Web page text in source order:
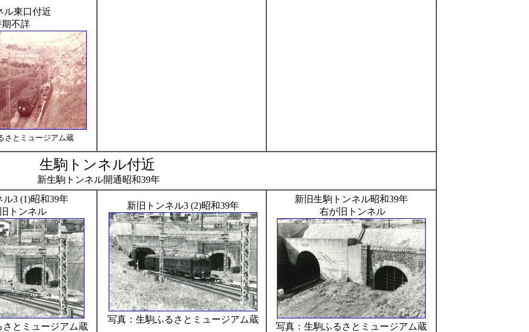
ル東口付近
不詳
さとミュージアム蔵
生駒トンネル付近
新生駒トンネル開通昭和39年
3 (1)昭和39年
トンネル
とミュージアム蔵
新旧トンネル3 (2)昭和39年
写真：生駒ふるさとミュージアム蔵
新旧生駒トンネル昭和39年
右が旧トンネル
写真：生駒ふるさとミュージアム蔵